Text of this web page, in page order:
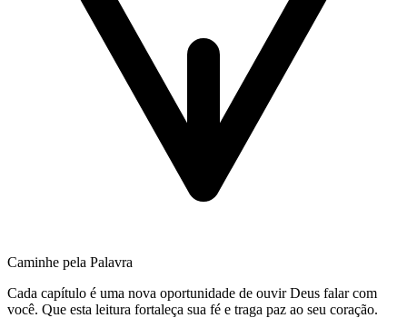
Caminhe pela Palavra
Cada capítulo é uma nova oportunidade de ouvir Deus falar com
você. Que esta leitura fortaleça sua fé e traga paz ao seu coração.